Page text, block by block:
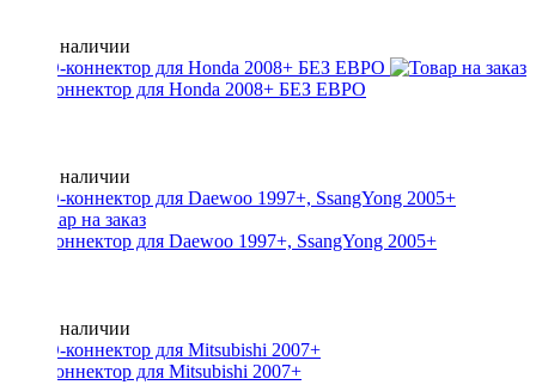
Нет в наличии
ISO-коннектор для Honda 2008+ БЕЗ ЕВРО
Нет в наличии
ISO-коннектор для Daewoo 1997+, SsangYong 2005+
Нет в наличии
ISO-коннектор для Mitsubishi 2007+